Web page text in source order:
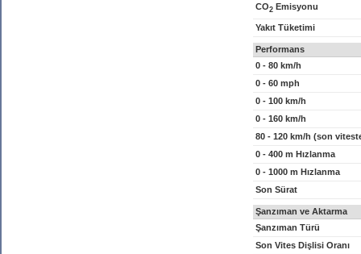
CO2 Emisyonu
Yakıt Tüketimi
Performans
0 - 80 km/h
0 - 60 mph
0 - 100 km/h
0 - 160 km/h
80 - 120 km/h (son
0 - 400 m Hızlanma
0 - 1000 m Hızlanma
Son Sürat
Şanzıman ve Aktarma
Şanzıman Türü
Son Vites Dişlisi Oranı